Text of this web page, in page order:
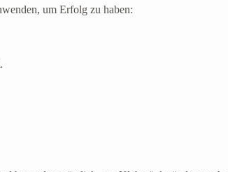
um Erfolg zu haben: